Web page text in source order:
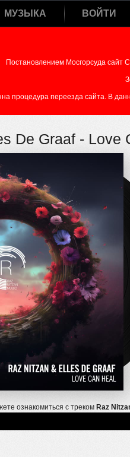
МУЗЫКА ВОЙТИ
Постановлением Мосгорсуда сайт
процедура переезда сайта. В
De Graaf - Love
ознакомиться с треком Raz